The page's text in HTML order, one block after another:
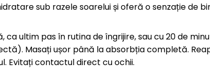
sub razele soarelui și oferă o senzație de
ultim pas în rutina de îngrijire, sau cu 20 de
Masați ușor până la absorbția completă.
Evitați contactul direct cu ochii.